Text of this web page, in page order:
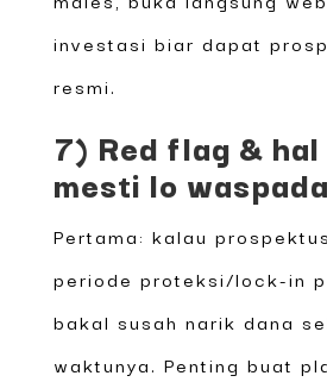
investasi biar dapat
resmi.
7) Red flag &
mesti lo
Pertama: kalau
periode proteksi/lock-in
bakal susah narik dana
waktunya. Penting buat